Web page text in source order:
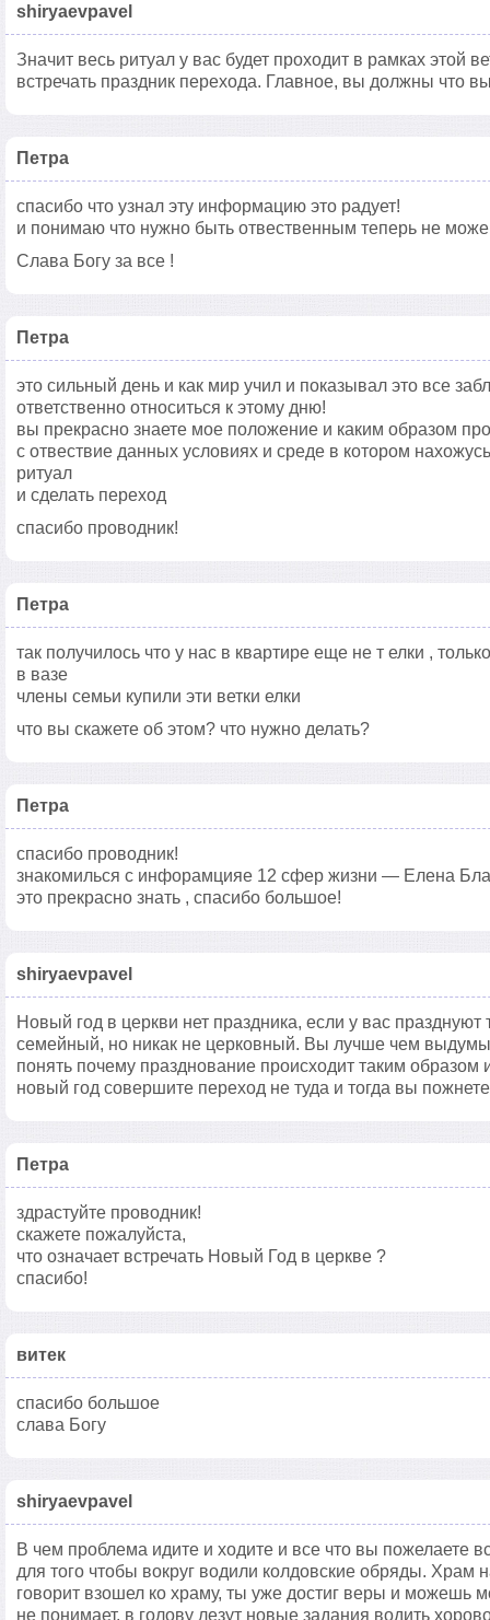
shiryaevpavel
Значит весь ритуал у вас будет проходит в рамках этой
встречать праздник перехода. Главное, вы должны что
Петра
спасибо что узнал эту информацию это радует!
и понимаю что нужно быть отвественным теперь не
Слава Богу за все !
Петра
это сильный день и как мир учил и показывал это все
ответственно относиться к этому дню!
вы прекрасно знаете мое положение и каким образом
с отвествие данных условиях и среде в котором
ритуал
и сделать переход
спасибо проводник!
Петра
так получилось что у нас в квартире еще не т елки ,
в вазе
члены семьи купили эти ветки елки
что вы скажете об этом? что нужно делать?
Петра
спасибо проводник!
знакомилься с инфорамцияе 12 сфер жизни — Елена
это прекрасно знать , спасибо большое!
shiryaevpavel
Новый год в церкви нет праздника, если у вас празднуют
семейный, но никак не церковный. Вы лучше чем
понять почему празднование происходит таким
новый год совершите переход не туда и тогда вы
Петра
здрастуйте проводник!
скажете пожалуйста,
что означает встречать Новый Год в церкве ?
спасибо!
витек
спасибо большое
слава Богу
shiryaevpavel
В чем проблема идите и ходите и все что вы пожелаете
для того чтобы вокруг водили колдовские обряды. Храм
говорит взошел ко храму, ты уже достиг веры и можешь
не понимает, в голову лезут новые задания водить